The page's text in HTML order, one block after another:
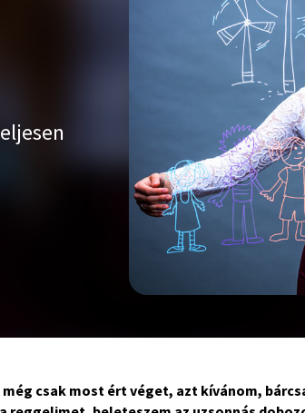
csak most ért véget, azt kívánom,